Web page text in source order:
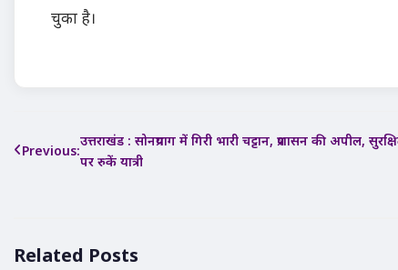
चुका है।
Post
Previous:
उत्तराखंड : सोनप्रयाग में गिरी भारी चट्टान, प्रशासन की अपील,
पर रुकें यात्री
Related Posts